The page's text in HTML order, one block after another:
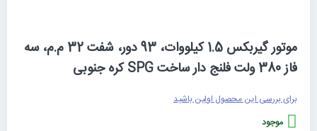
رفتن
به
ابتدای
تصاویر
موتور گیربکس 1.5 کیلووات، 93 دور، شفت 32 م.م، سه
فاز 380 ولت فلنج دار ساخت SPG کره جنوبی
برای بررسی این محصول اولین باشید
موجود